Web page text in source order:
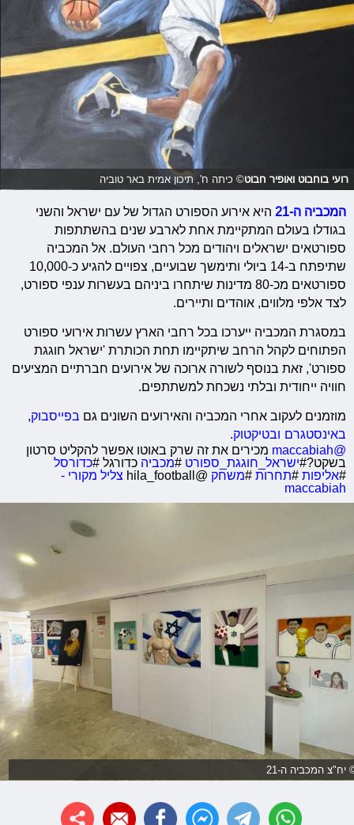
רועי בוחבוט ואופיר חבוט© כיתה ח', תיכון אמית באר טוביה
המכביה ה-21
היא אירוע הספורט הגדול של עם ישראל והשני
בגודלו בעולם המתקיימת אחת לארבע שנים בהשתתפות
ספורטאים ישראלים ויהודים מכל רחבי העולם. אל המכביה
שתיפתח ב-14 ביולי ותימשך שבועיים, צפויים להגיע כ-10,000
ספורטאים מכ-80 מדינות שיתחרו ביניהם בעשרות ענפי ספורט,
לצד אלפי מלווים, אוהדים ותיירים.
במסגרת המכביה ייערכו בכל רחבי הארץ עשרות אירועי ספורט
הפתוחים לקהל הרחב שיתקיימו תחת הכותרת 'ישראל חוגגת
ספורט', זאת בנוסף לשורה ארוכה של אירועים חברתיים המציעים
חוויה ייחודית ובלתי נשכחת למשתתפים.
מוזמנים לעקוב אחרי המכביה והאירועים השונים גם בפייסבוק,
באינסטגרם ובטיקטוק.
@maccabiah
מכירים את זה שרק באוטו אפשר להקליט סרטון
בשקט?#ישראל_חוגגת_ספורט#מכביהכדורגל #כדורסל
#אליפות#תחרות#משחק @hila_football
צליל מקורי -
maccabiah
יח"צ המכביה ה-21